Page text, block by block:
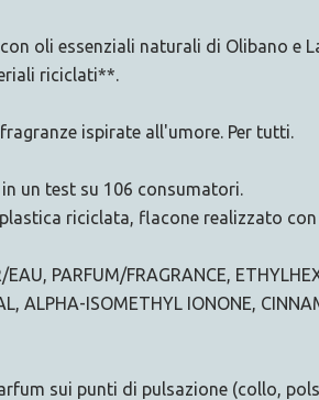
oli essenziali naturali di Olibano e
riciclati**.
ispirate all'umore. Per tutti.
un test su 106 consumatori.
riciclata, flacone realizzato
PARFUM/FRAGRANCE,
ALPHA-ISOMETHYL IONONE,
sui punti di pulsazione (collo,